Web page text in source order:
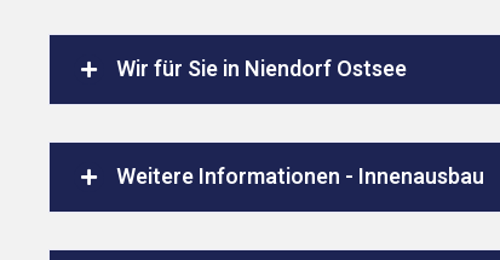
Wir für Sie in Niendorf Ostsee
Weitere Informationen - Innenausbau